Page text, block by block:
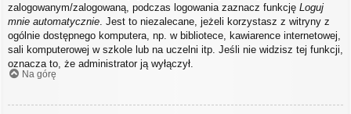
zalogowanym/zalogowaną, podczas logowania zaznacz funkcję Loguj
mnie automatycznie . Jest to niezalecane, jeżeli korzystasz z witryny z
ogólnie dostępnego komputera, np. w bibliotece, kawiarence internetowej,
sali komputerowej w szkole lub na uczelni itp. Jeśli nie widzisz tej funkcji,
oznacza to, że administrator ją wyłączył.
Na górę